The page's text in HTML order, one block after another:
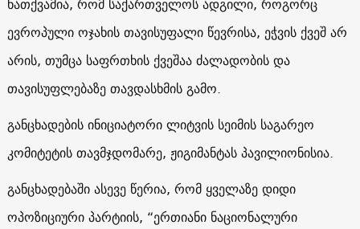
ევროპული ოჯახის თავისუფალი წევრისა, ეჭვის ქვეშ არ
არის, თუმცა საფრთხის ქვეშაა ძალადობის და
თავისუფლებაზე თავდასხმის გამო.
განცხადების ინიციატორი ლიტვის სეიმის საგარეო
კომიტეტის თავმჯდომარე, ჟიგიმანტას პავილიონისია.
განცხადებაში ასევე წერია, რომ ყველაზე დიდი
ოპოზიციური პარტიის, “ერთიანი ნაციონალური